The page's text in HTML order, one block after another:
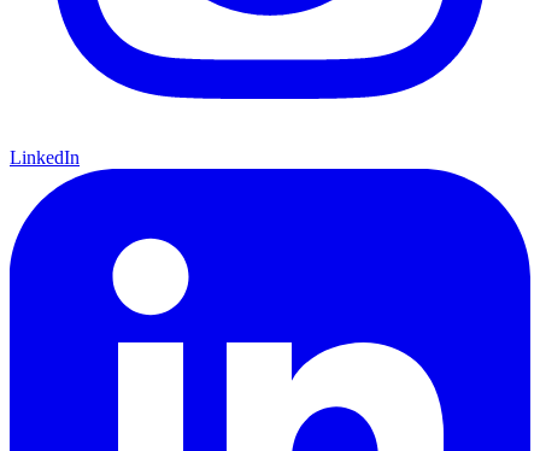
LinkedIn